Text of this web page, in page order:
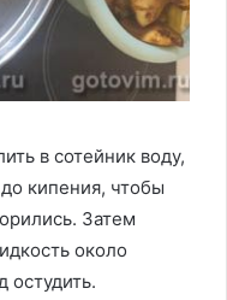
в сотейник воду,
кипения, чтобы
Затем
около
остудить.